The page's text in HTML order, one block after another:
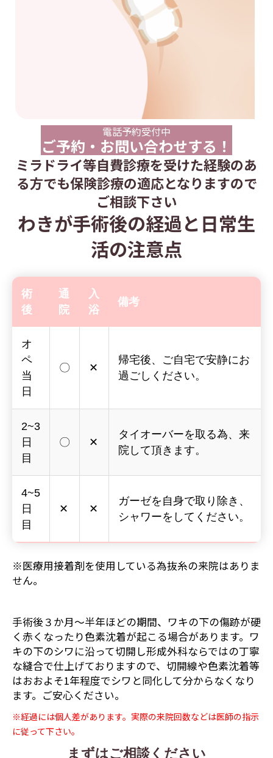
電話予約受付中
ご予約・お問い合わせする！
ミラドライ等自費診療を受けた経験のあ
る方でも保険診療の適応となりますので
ご相談下さい
わきが手術後の経過と日常生
活の注意点
術
後
通
院
入
浴
備考
オ
ペ
当
日
〇 ✕
帰宅後、ご自宅で安静にお
過ごしください。
2~3
日
目
〇 ✕
タイオーバーを取る為、来
院して頂きます。
4~5
日
目
✕ ✕
ガーゼを自身で取り除き、
シャワーをしてください。
※医療用接着剤を使用している為抜糸の来院はありま
せん。
手術後３か月～半年ほどの期間、ワキの下の傷跡が硬
く赤くなったり色素沈着が起こる場合があります。ワ
キの下のシワに沿って切開し形成外科ならではの丁寧
な縫合で仕上げておりますので、切開線や色素沈着等
はおおよそ1年程度でシワと同化して分からなくなり
ます。ご安心ください。
※経過には個人差があります。実際の来院回数などは医師の指示
に従って下さい。
まずはご相談ください